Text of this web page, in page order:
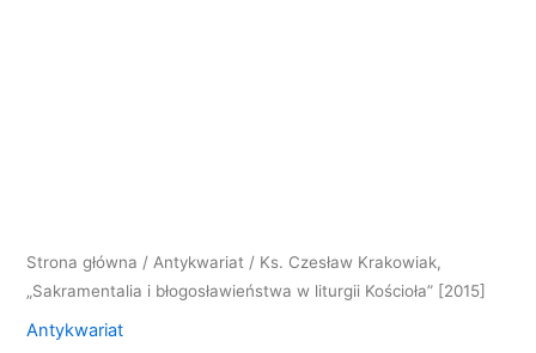
Strona główna / Antykwariat / Ks. Czesław Krakowiak,
„Sakramentalia i błogosławieństwa w liturgii Kościoła” [2015]
Antykwariat